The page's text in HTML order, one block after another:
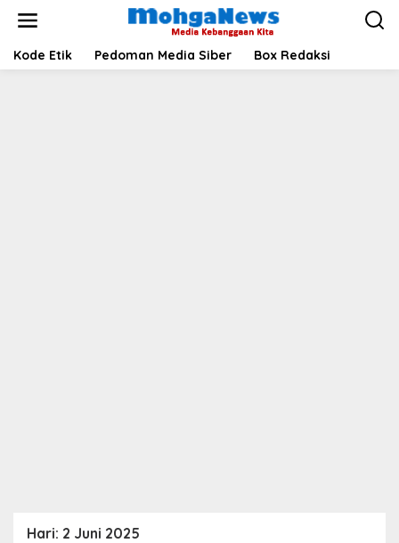
Kode Etik Pedoman Media Siber Box Redaksi
Hari: 2 Juni 2025